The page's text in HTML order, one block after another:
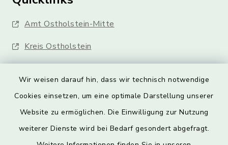
Wir weisen darauf hin, dass wir technisch notwendige
Cookies einsetzen, um eine optimale Darstellung unserer
Website zu ermöglichen. Die Einwilligung zur Nutzung
weiterer Dienste wird bei Bedarf gesondert abgefragt.
Amt Ostholstein-Mitte
Kreis Ostholstein